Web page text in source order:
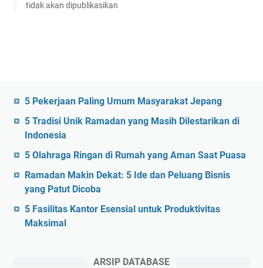
tidak akan dipublikasikan
5 Pekerjaan Paling Umum Masyarakat Jepang
5 Tradisi Unik Ramadan yang Masih Dilestarikan di
Indonesia
5 Olahraga Ringan di Rumah yang Aman Saat Puasa
Ramadan Makin Dekat: 5 Ide dan Peluang Bisnis
yang Patut Dicoba
5 Fasilitas Kantor Esensial untuk Produktivitas
Maksimal
ARSIP DATABASE